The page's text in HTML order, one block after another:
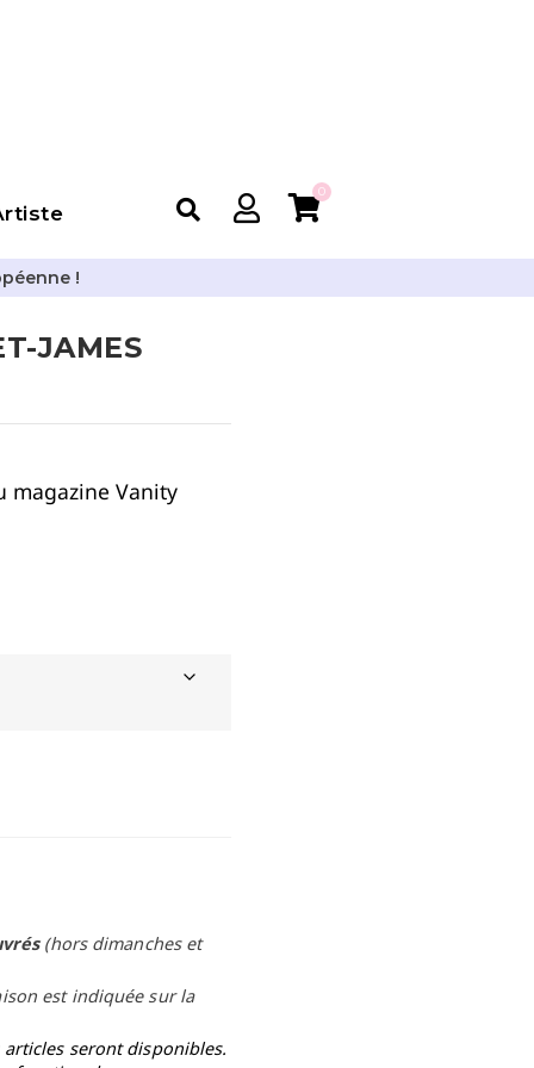
0
!
JAMES
magazine Vanity
(hors dimanches et
est indiquée sur la
seront disponibles.